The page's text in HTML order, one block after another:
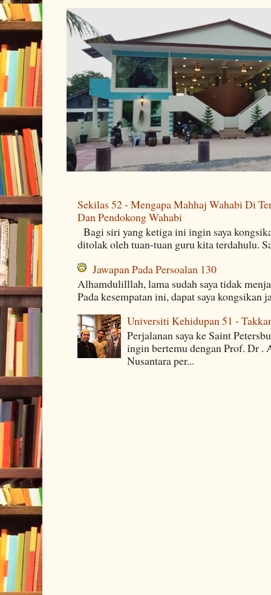
Sekilas 52 - Mengapa Mahhaj Wahabi Di
Dan Pendokong Wahabi
Bagi siri yang ketiga ini ingin saya
ditolak oleh tuan-tuan guru kita terdahulu.
Jawapan Pada Persoalan 130
Alhamdulilllah, lama sudah saya tidak
Pada kesempatan ini, dapat saya kongsikan
Universiti Kehidupan 51 -
Perjalanan saya ke Saint
ingin bertemu dengan Prof. Dr
Nusantara per...